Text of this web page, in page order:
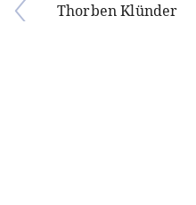
Thorben Klünder